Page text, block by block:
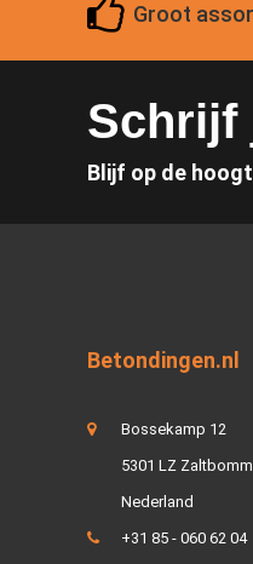
Groot
Schrijf
Blijf op de
Betondingen.nl
Bossekamp 12
5301 LZ
Nederland
+31 85 - 060 62 04